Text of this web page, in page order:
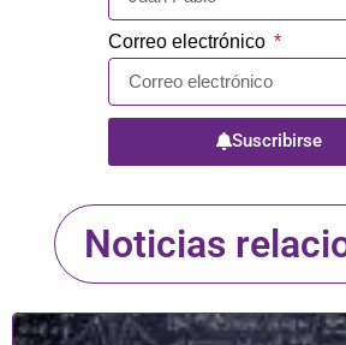
Correo electrónico
Suscribirse
Noticias